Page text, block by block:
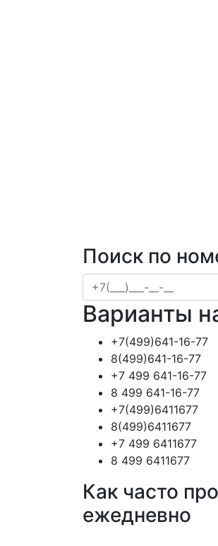
Поиск по
Варианты
+7(499)641-16-77
8(499)641-16-77
+7 499 641-16-77
8 499 641-16-77
+7(499)6411677
8(499)6411677
+7 499 6411677
8 499 6411677
Как часто
ежедневно